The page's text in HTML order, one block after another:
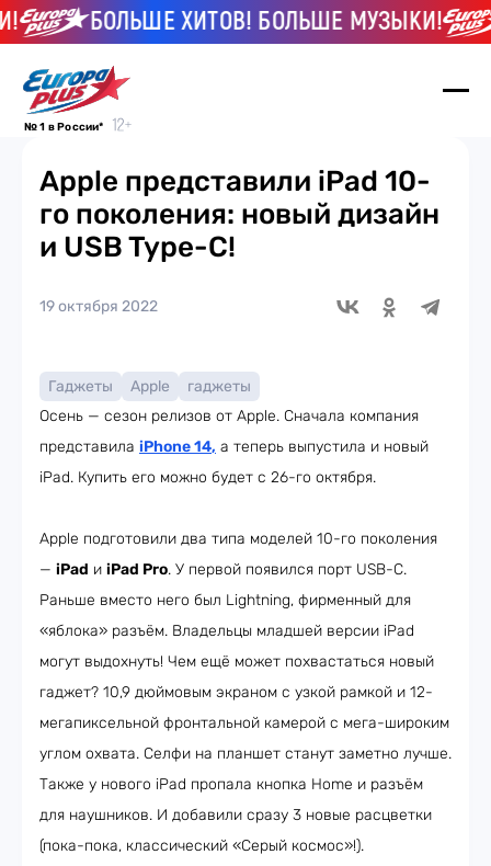
БОЛЬШЕ ХИТОВ! БОЛЬШЕ МУЗЫКИ!
№ 1 в России*
Apple представили iPad 10-
го поколения: новый дизайн
и USB Type-C!
19 октября 2022
Гаджеты Apple
гаджеты
Осень — сезон релизов от Apple. Сначала компания
представила iPhone 14, а теперь выпустила и новый
iPad. Купить его можно будет с 26-го октября.
Apple подготовили два типа моделей 10-го поколения
— iPad и iPad Pro. У первой появился порт USB-C.
Раньше вместо него был Lightning, фирменный для
«яблока» разъём. Владельцы младшей версии iPad
могут выдохнуть! Чем ещё может похвастаться новый
гаджет? 10,9 дюймовым экраном с узкой рамкой и 12-
мегапиксельной фронтальной камерой с мега-широким
углом охвата. Селфи на планшет станут заметно лучше.
Также у нового iPad пропала кнопка Home и разъём
для наушников. И добавили сразу 3 новые расцветки
(пока-пока, классический «Серый космос»!).